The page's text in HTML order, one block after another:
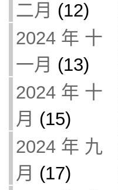
二月 (12)
2024 年 十
一月 (13)
2024 年 十
月 (15)
2024 年 九
月 (17)